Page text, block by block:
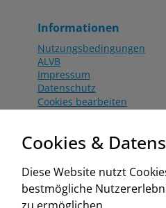
Informationen
Nutzungsbedingungen
ALVB
Impressum
Datenschutz
Cookies bearbeiten
Aktionsbedingungen
www.worahnik.at
Zentrale Köttlach
Cookies &
Diese Website nutzt
bestmögliche